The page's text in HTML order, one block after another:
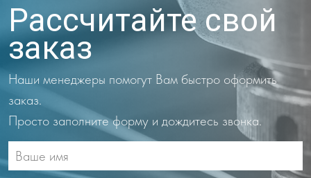
Рассчитайте свой
заказ
Наши менеджеры помогут Вам быстро оформить
заказ.
Просто заполните форму и дождитесь звонка.